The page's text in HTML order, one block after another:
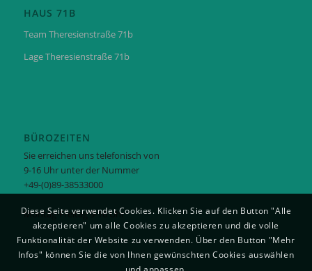
HAUS 71B
Team Theresienstraße 71b
Lage Theresienstraße 71b
BÜROZEITEN
Sie erreichen uns telefonisch von
9-16 Uhr unter der Nummer
+49-(0)89-38533000
Montag-Freitag 9-16 Uhr
Diese Seite verwendet Cookies. Klicken Sie auf den Button "Alle
akzeptieren" um alle Cookies zu akzeptieren und die volle
Funktionalität der Website zu verwenden. Über den Button "Mehr
Infos" können Sie die von Ihnen gewünschten Cookies auswählen